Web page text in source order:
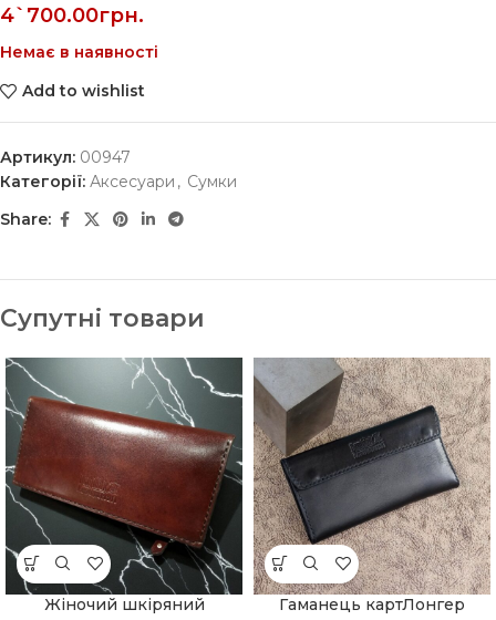
4`700.00грн.
Немає в наявності
Add to wishlist
Артикул: 00947
Категорії: Аксесуари , Сумки
Share:
Супутні товари
Жіночий шкіряний
Гаманець картЛонгер